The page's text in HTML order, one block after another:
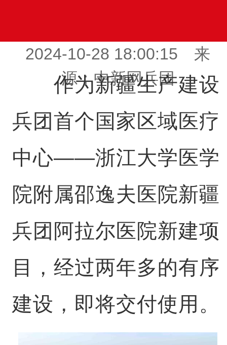
2024-10-28 18:00:15 来
源：中新网兵团
作为新疆生产建设
兵团首个国家区域医疗
中心——浙江大学医学
院附属邵逸夫医院新疆
兵团阿拉尔医院新建项
目，经过两年多的有序
建设，即将交付使用。